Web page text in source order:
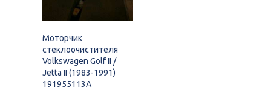
Моторчик
стеклоочистителя
Volkswagen Golf II /
Jetta II (1983-1991)
191955113A